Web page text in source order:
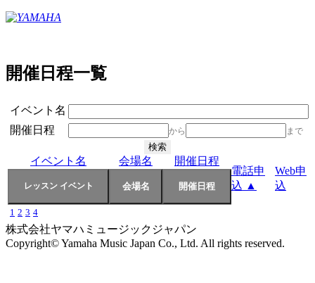
開催日程一覧
イベント名
開催日程
から まで
イベント名 会場名
開催日程
電話申
込 ▲
Web申
込
1 2 3 4
株式会社ヤマハミュージックジャパン
Copyright© Yamaha Music Japan Co., Ltd. All rights reserved.